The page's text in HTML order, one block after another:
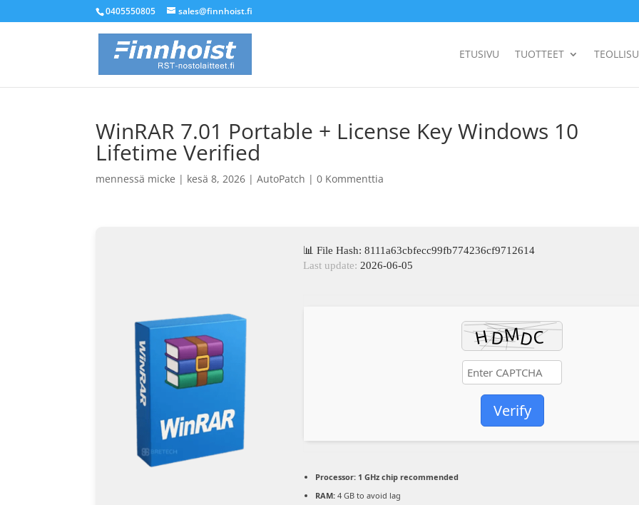
0405550805 sales@finnhoist.fi
ETUSIVU TUOTTEET
WinRAR 7.01 Portable + License Key Windows 10
Lifetime Verified
mennessä micke | kesä 8, 2026 |AutoPatch |0 Kommenttia
📊 File Hash: 8111a63cbfecc99fb774236cf9712614
Last update: 2026-06-05
Verify
Processor: 1 GHz chip recommended
RAM: 4 GB to avoid lag